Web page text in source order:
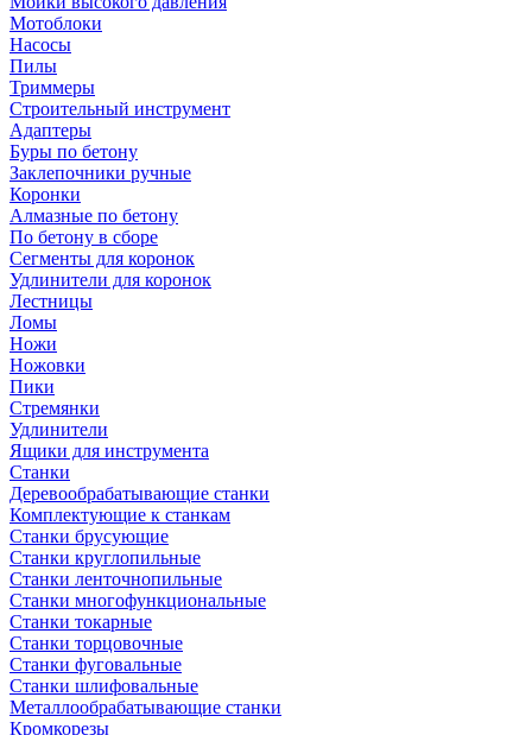
Мотоблоки
Насосы
Пилы
Триммеры
Строительный инструмент
Адаптеры
Буры по бетону
Заклепочники ручные
Коронки
Алмазные по бетону
По бетону в сборе
Сегменты для коронок
Удлинители для коронок
Лестницы
Ломы
Ножи
Ножовки
Пики
Стремянки
Удлинители
Ящики для инструмента
Станки
Деревообрабатывающие станки
Комплектующие к станкам
Станки брусующие
Станки круглопильные
Станки ленточнопильные
Станки многофункциональные
Станки токарные
Станки торцовочные
Станки фуговальные
Станки шлифовальные
Металлообрабатывающие станки
Кромкорезы